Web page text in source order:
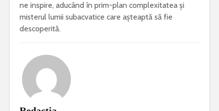
ne inspire, aducând în prim-plan complexitatea și
misterul lumii subacvatice care așteaptă să fie
descoperită.